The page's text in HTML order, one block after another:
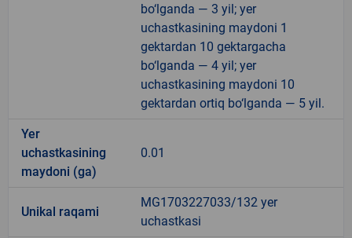
bo‘lganda — 3 yil; yer
uchastkasining maydoni 1
gektardan 10 gektargacha
bo‘lganda — 4 yil; yer
uchastkasining maydoni 10
gektardan ortiq bo‘lganda — 5 yil.
Yer
uchastkasining
maydoni (ga)
0.01
Unikal raqami
MG1703227033/132 yer
uchastkasi